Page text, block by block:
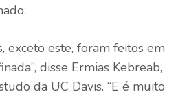
exceto este, foram feitos em
disse Ermias Kebreab,
da UC Davis. “E é muito